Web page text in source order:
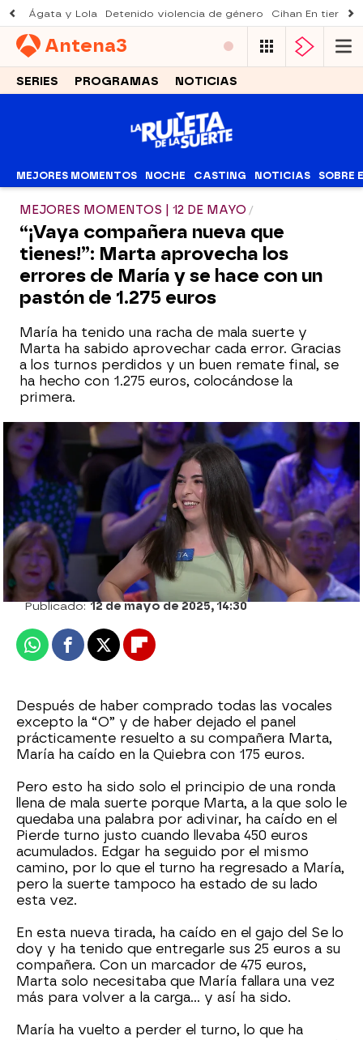
Ágata y Lola Detenido violencia de género Cihan En tierra
Antena3
SERIES PROGRAMAS NOTICIAS
MEJORES MOMENTOS NOCHE CASTING NOTICIAS SOBRE
MEJORES MOMENTOS | 12 DE MAYO
“¡Vaya compañera nueva que
tienes!”: Marta aprovecha los
errores de María y se hace con un
pastón de 1.275 euros
María ha tenido una racha de mala suerte y
Marta ha sabido aprovechar cada error. Gracias
a los turnos perdidos y un buen remate final, se
ha hecho con 1.275 euros, colocándose la
primera.
El casting para participar en La ruleta de
la suerte está abierto
Alma Castaño
Publicado:12 de mayo de 2025, 14:30
WhatsappFacebook
X Flipboard
Después de haber comprado todas las vocales
excepto la “O” y de haber dejado el panel
prácticamente resuelto a su compañera Marta,
María ha caído en la Quiebra con 175 euros.
Pero esto ha sido solo el principio de una ronda
llena de mala suerte porque Marta, a la que solo le
quedaba una palabra por adivinar, ha caído en el
Pierde turno justo cuando llevaba 450 euros
acumulados. Edgar ha seguido por el mismo
camino, por lo que el turno ha regresado a María,
pero la suerte tampoco ha estado de su lado
esta vez.
En esta nueva tirada, ha caído en el gajo del Se lo
doy y ha tenido que entregarle sus 25 euros a su
compañera. Con un marcador de 475 euros,
Marta solo necesitaba que María fallara una vez
más para volver a la carga… y así ha sido.
María ha vuelto a perder el turno, lo que ha